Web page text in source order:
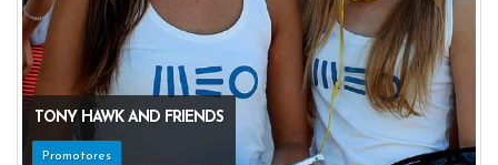
TONY HAWK AND FRIENDS
Promotores